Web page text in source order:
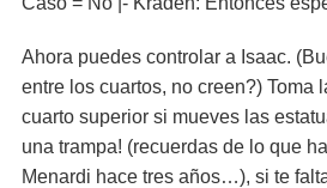
Ahora puedes controlar a Isaac.
entre los cuartos, no creen?) Toma
cuarto superior si mueves las
una trampa! (recuerdas de lo que
Menardi hace tres años…), si te